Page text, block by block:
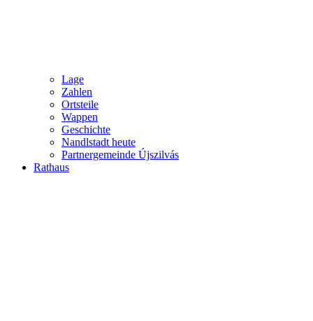
Lage
Zahlen
Ortsteile
Wappen
Geschichte
Nandlstadt heute
Partnergemeinde Újszilvás
Rathaus